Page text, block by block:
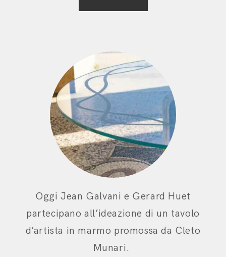
Oggi Jean Galvani e Gerard Huet
partecipano all’ideazione di un tavolo
d’artista in marmo promossa da Cleto
Munari.